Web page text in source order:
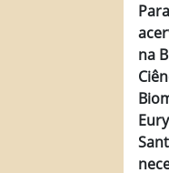
na